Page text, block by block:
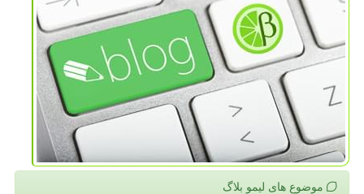
موضوع های لیمو بلاگ